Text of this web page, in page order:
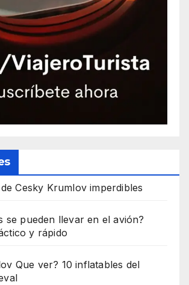
Cesky Krumlov imperdibles
se pueden llevar en el avión?
y rápido
Que ver? 10 inflatables del